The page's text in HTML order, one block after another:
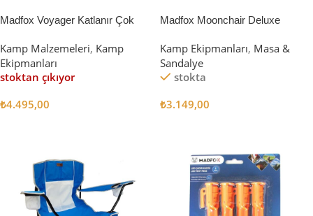
Madfox Voyager Katlanır Çok
[Vagon] BLACK
Kamp Malzemeleri, Kamp
Ekipmanları
stoktan çıkıyor
₺4.495,00
Madfox Moonchair Deluxe
Siyah/Gri
Kamp Ekipmanları, Masa &
Sandalye
stokta
₺3.149,00